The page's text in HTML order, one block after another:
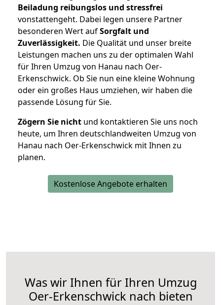
Beiladung reibungslos und stressfrei
vonstattengeht. Dabei legen unsere Partner
besonderen Wert aufSorgfalt und
Zuverlässigkeit. Die Qualität und unser breite
Leistungen machen uns zu der optimalen Wahl
für Ihren Umzug von Hanau nach Oer-
Erkenschwick. Ob Sie nun eine kleine Wohnung
oder ein großes Haus umziehen, wir haben die
passende Lösung für Sie.
Zögern Sie nicht und kontaktieren Sie uns noch
heute, um Ihren deutschlandweiten Umzug von
Hanau nach Oer-Erkenschwick mit Ihnen zu
planen.
Kostenlose Angebote erhalten
Was wir Ihnen für Ihren Umzug
Oer-Erkenschwick nach bieten